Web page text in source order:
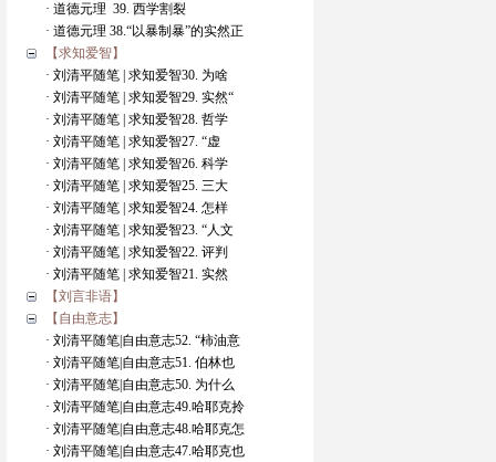
· 道德元理 39. 西学割裂
· 道德元理 38.“以暴制暴”的实然正
【求知爱智】
· 刘清平随笔 | 求知爱智30. 为啥
· 刘清平随笔 | 求知爱智29. 实然“
· 刘清平随笔 | 求知爱智28. 哲学
· 刘清平随笔 | 求知爱智27. “虚
· 刘清平随笔 | 求知爱智26. 科学
· 刘清平随笔 | 求知爱智25. 三大
· 刘清平随笔 | 求知爱智24. 怎样
· 刘清平随笔 | 求知爱智23. “人文
· 刘清平随笔 | 求知爱智22. 评判
· 刘清平随笔 | 求知爱智21. 实然
【刘言非语】
【自由意志】
· 刘清平随笔|自由意志52. “柿油意
· 刘清平随笔|自由意志51. 伯林也
· 刘清平随笔|自由意志50. 为什么
· 刘清平随笔|自由意志49.哈耶克拎
· 刘清平随笔|自由意志48.哈耶克怎
· 刘清平随笔|自由意志47.哈耶克也